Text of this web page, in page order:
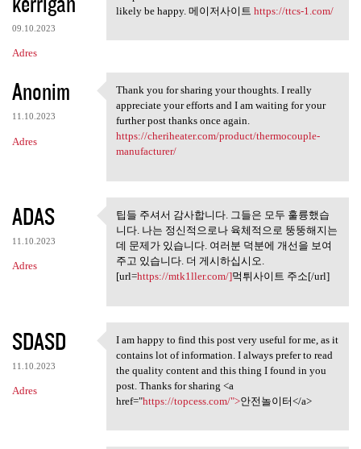
09.10.2023
Adres
likely be happy. 메이저사이트 https://ttcs-1.com/
Anonim
11.10.2023
Adres
Thank you for sharing your
Thank you for sharing your thoughts. I really
appreciate your efforts and I am waiting for your
further post thanks once again.
https://cheriheater.com/product/thermocouple-
manufacturer/
ADAS
11.10.2023
Adres
팁들 주셔서 감사합니다. 그들은
모두 훌륭했습니다.
팁들 주셔서 감사합니다. 그들은 모두 훌륭했습
니다. 나는 정신적으로나 육체적으로 뚱뚱해지는
데 문제가 있습니다. 여러분 덕분에 개선을 보여
주고 있습니다. 더 게시하십시오.
[url=https://mtk1ller.com/]먹튀사이트 주소[/url]
SDASD
11.10.2023
Adres
I am happy to find this post
I am happy to find this post very useful for me, as it
contains lot of information. I always prefer to read
the quality content and this thing I found in you
post. Thanks for sharing <a
href="https://topcess.com/">안전놀이터</a>